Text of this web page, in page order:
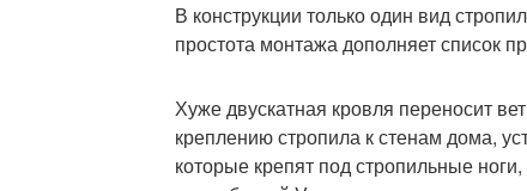
В конструкции только один вид
простота монтажа дополняет список
Хуже двускатная кровля переносит
креплению стропила к стенам дома,
которые крепят под стропильные